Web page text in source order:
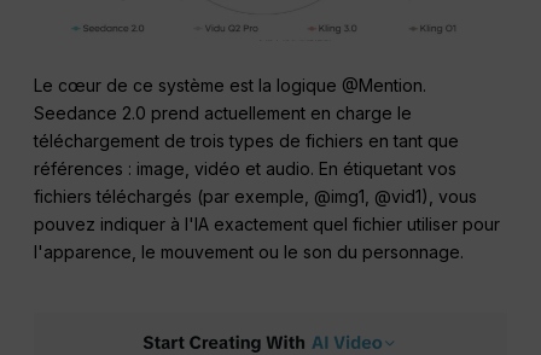
Le cœur de ce système est la logique @Mention.
Seedance 2.0 prend actuellement en charge le
téléchargement de trois types de fichiers en tant que
références : image, vidéo et audio. En étiquetant vos
fichiers téléchargés (par exemple, @img1, @vid1), vous
pouvez indiquer à l'IA exactement quel fichier utiliser pour
l'apparence, le mouvement ou le son du personnage.